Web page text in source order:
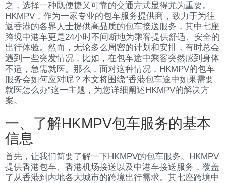
之，选择一种既便捷又可靠的交通方式显得尤为重要。
HKMPV，作为一家专业的包车服务提供商，致力于为往
返香港的各界人士提供高品质的包车接送服务，其中七座
跨境中港车更是24小时不间断地为乘客提供舒适、安全的
出行体验。然而，无论多么周密的计划和安排，有时总会
遇到一些突发情况，比如，在包车途中乘客突然感到身体
不适，急需就医。那么，面对这种情况，HKMPV的包车
服务会如何应对呢？本文将围绕“香港包车途中如果需要
就医怎么办”这一主题，为您详细阐述HKMPV的解决方
案。
一、了解HKMPV包车服务的基本
信息
首先，让我们简要了解一下HKMPV的包车服务。HKMPV
提供香港包车、香港机场接送以及中港车接送服务，覆盖
了从香港到内地各大城市的跨境出行需求。其七座跨境中